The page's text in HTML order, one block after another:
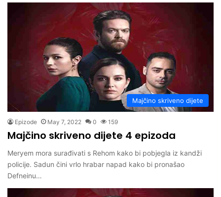
Majčino skriveno dijete
Epizode May 7, 2022 0 159
Majčino skriveno dijete 4 epizoda
Meryem mora surađivati ​​s Rehom kako bi pobjegla iz kandži
policije. Sadun čini vrlo hrabar napad kako bi pronašao
Defneinu…